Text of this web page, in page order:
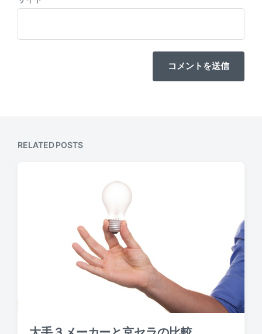
RELATED POSTS